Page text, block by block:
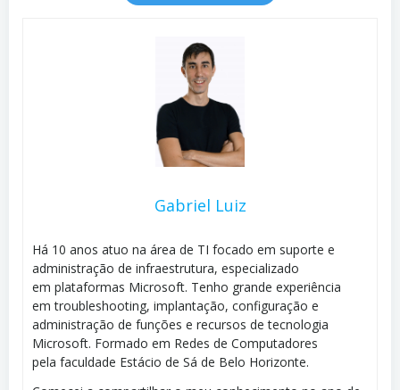
Gabriel Luiz
Há 10 anos atuo na área de TI focado em suporte e
administração de infraestrutura, especializado
em plataformas Microsoft. Tenho grande experiência
em troubleshooting, implantação, configuração e
administração de funções e recursos de tecnologia
Microsoft. Formado em Redes de Computadores
pela faculdade Estácio de Sá de Belo Horizonte.